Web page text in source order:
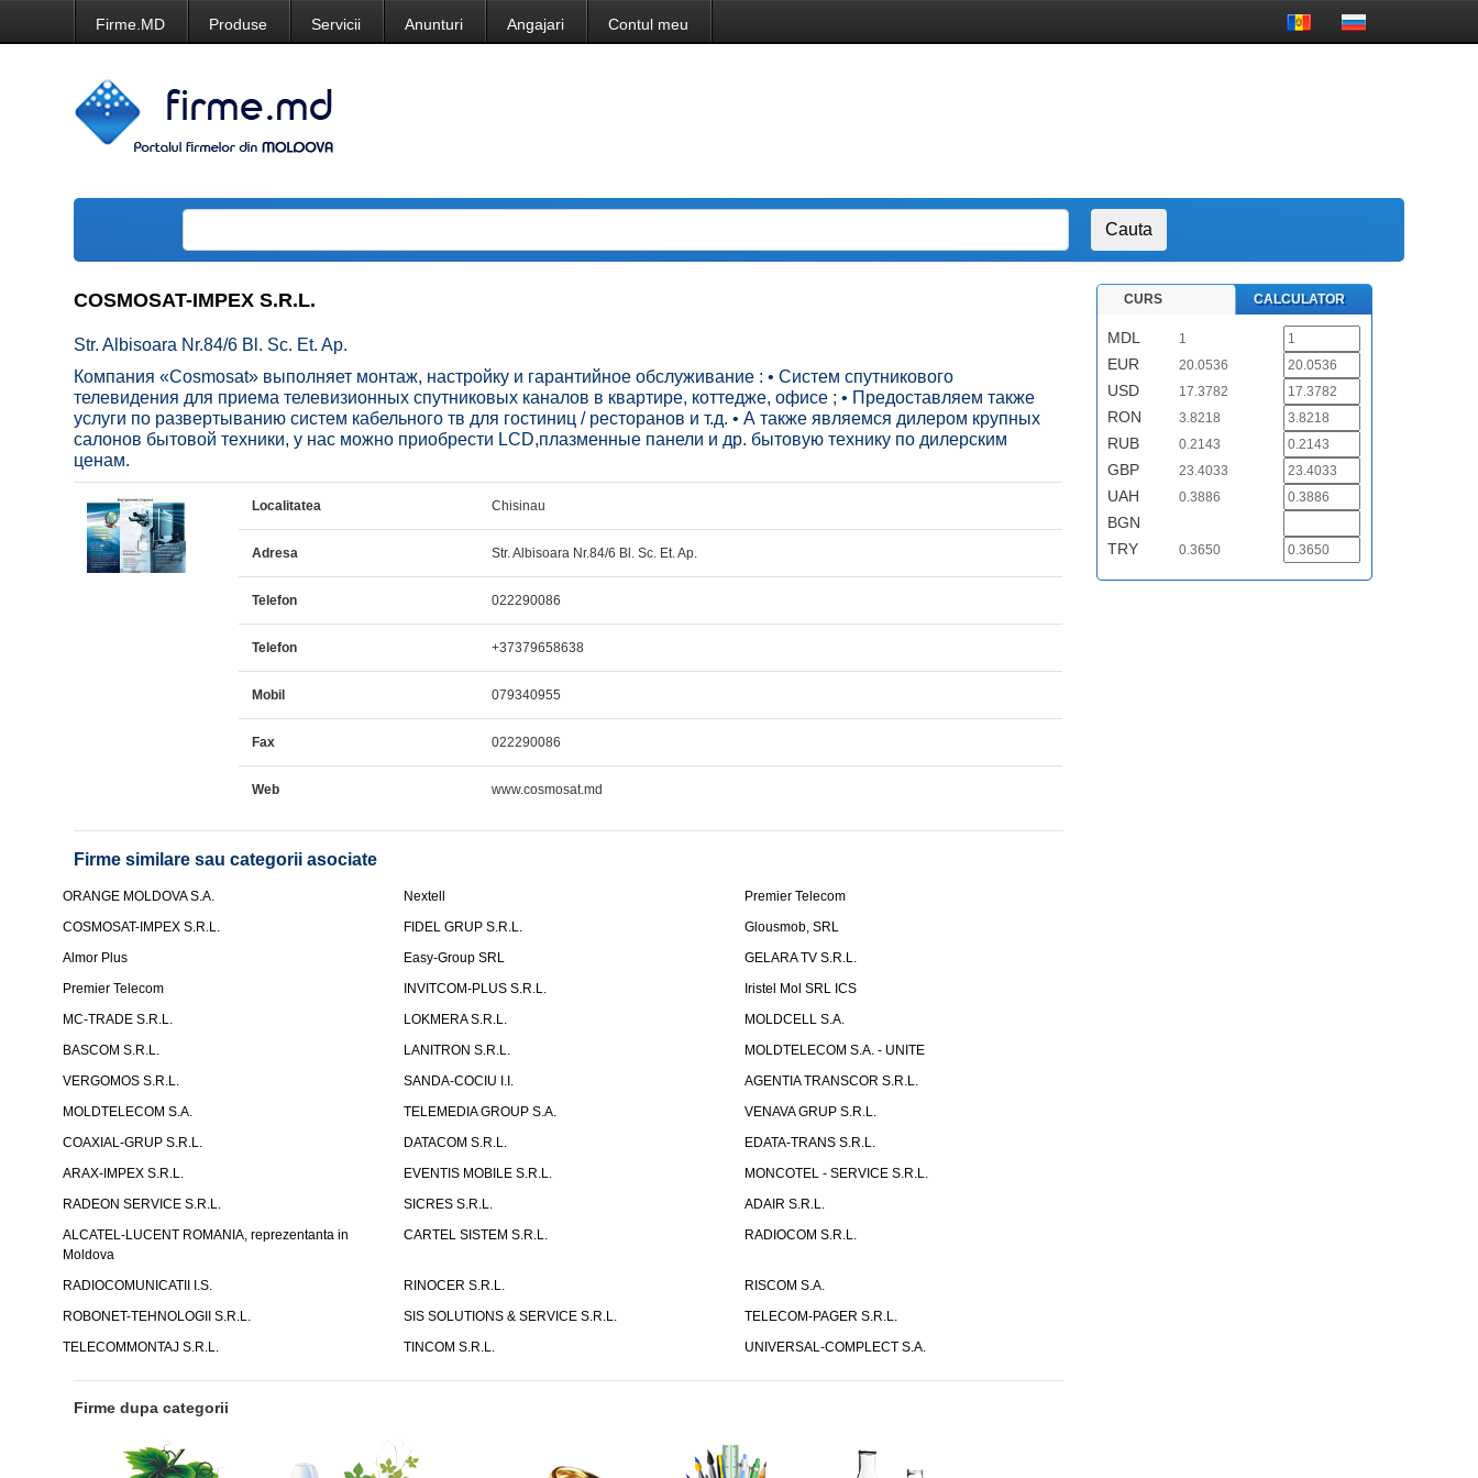
Firme.MD Produse Servicii Anunturi Angajari Contul meu
COSMOSAT-IMPEX S.R.L.
Str. Albisoara Nr.84/6 Bl. Sc. Et. Ap.
Компания «Cosmosat» выполняет монтаж, настройку и гарантийное обслуживание : • Cистем спутникового
телевидения для приема телевизионных спутниковых каналов в квартире, коттедже, офисе ; • Предоставляем также
услуги по развертыванию систем кабельного тв для гостиниц / ресторанов и т.д. • А также являемся дилером крупных
салонов бытовой техники, у нас можно приобрести LCD,плазменные панели и др. бытовую технику по дилерским
ценам.
Localitatea Chisinau
Adresa Str. Albisoara Nr.84/6 Bl. Sc. Et. Ap.
Telefon 022290086
Telefon +37379658638
Mobil 079340955
Fax 022290086
Web www.cosmosat.md
Firme similare sau categorii asociate
ORANGE MOLDOVA S.A. Nextell
Premier Telecom
COSMOSAT-IMPEX S.R.L.
FIDEL GRUP S.R.L.
Glousmob, SRL
Almor Plus
Easy-Group SRL
GELARA TV S.R.L.
Premier Telecom
INVITCOM-PLUS S.R.L.
Iristel Mol SRL ICS
MC-TRADE S.R.L.
LOKMERA S.R.L.
MOLDCELL S.A.
BASCOM S.R.L.
LANITRON S.R.L.
MOLDTELECOM S.A. - UNITE
VERGOMOS S.R.L.
SANDA-COCIU I.I.
AGENTIA TRANSCOR S.R.L.
MOLDTELECOM S.A.
TELEMEDIA GROUP S.A.
VENAVA GRUP S.R.L.
COAXIAL-GRUP S.R.L.
DATACOM S.R.L.
EDATA-TRANS S.R.L.
ARAX-IMPEX S.R.L.
EVENTIS MOBILE S.R.L.
MONCOTEL - SERVICE S.R.L.
RADEON SERVICE S.R.L.
SICRES S.R.L.
ADAIR S.R.L.
ALCATEL-LUCENT ROMANIA, reprezentanta in
Moldova
CARTEL SISTEM S.R.L. RADIOCOM S.R.L.
RADIOCOMUNICATII I.S. RINOCER S.R.L.
RISCOM S.A.
ROBONET-TEHNOLOGII S.R.L.
SIS SOLUTIONS & SERVICE S.R.L.
TELECOM-PAGER S.R.L.
TELECOMMONTAJ S.R.L.
TINCOM S.R.L. UNIVERSAL-COMPLECT S.A.
Firme dupa categorii
CURS CALCULATOR
MDL 1
EUR 20.0536
USD 17.3782
RON 3.8218
RUB 0.2143
GBP 23.4033
UAH 0.3886
BGN
TRY
0.3650